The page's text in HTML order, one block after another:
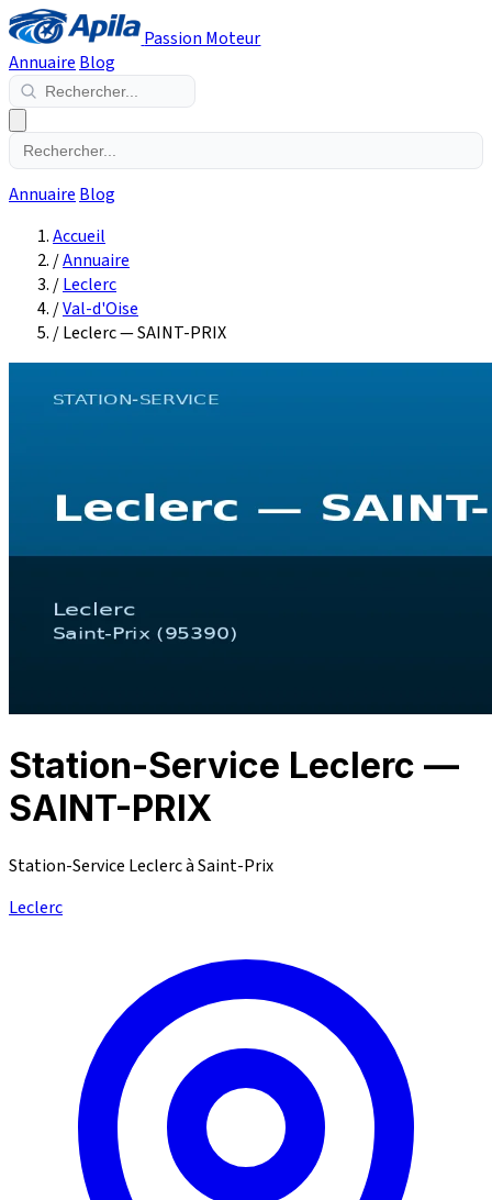
Passion Moteur
Annuaire Blog
Annuaire Blog
Accueil
/Annuaire
/Leclerc
/Val-d'Oise
/Leclerc — SAINT-PRIX
Station-Service Leclerc —
SAINT-PRIX
Station-Service Leclerc à Saint-Prix
Leclerc